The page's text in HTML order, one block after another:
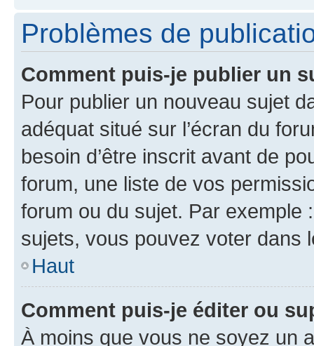
Problèmes de
Comment puis-je publier un
Pour publier un nouveau sujet
adéquat situé sur l’écran du
besoin d’être inscrit avant de
forum, une liste de vos
forum ou du sujet. Par exemple
sujets, vous pouvez voter dans
Haut
Comment puis-je éditer ou
À moins que vous ne soyez un